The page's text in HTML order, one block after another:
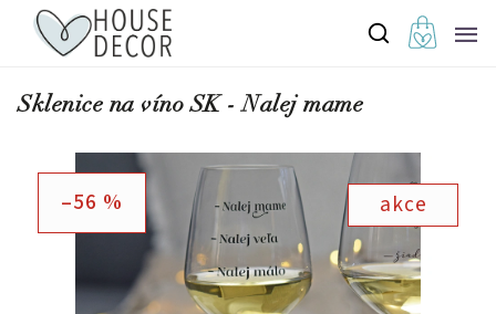
Sklenice na víno SK - Nalej mame
akce
–56 %